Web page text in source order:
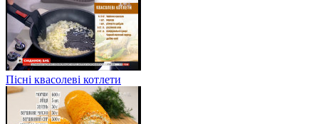
Пісні квасолеві котлети